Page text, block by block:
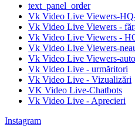
text_panel_order
Vk Video Live Viewers-
Vk Video Live Viewers -
Vk Video Live Viewers -
Vk Video Live Viewers-
Vk Video Live Viewers-
Vk Video Live - urmăritori
Vk Video Live - Vizualizări
VK Video Live-Chatbots
Vk Video Live - Aprecieri
Instagram